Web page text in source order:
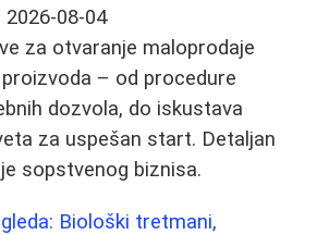
2026-08-04
za otvaranje maloprodaje
– od procedure
dozvola, do iskustava
za uspešan start. Detaljan
sopstvenog biznisa.
Biološki tretmani,